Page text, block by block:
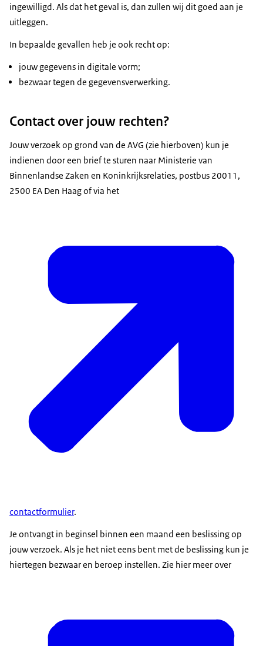
ingewilligd. Als dat het geval is, dan zullen wij dit goed aan je
uitleggen.
In bepaalde gevallen heb je ook recht op:
jouw gegevens in digitale vorm;
bezwaar tegen de gegevensverwerking.
Contact over jouw rechten?
Jouw verzoek op grond van de AVG (zie hierboven) kun je
indienen door een brief te sturen naar Ministerie van
Binnenlandse Zaken en Koninkrijksrelaties, postbus 20011,
2500 EA Den Haag of via het
contactformulier.
Je ontvangt in beginsel binnen een maand een beslissing op
jouw verzoek. Als je het niet eens bent met de beslissing kun je
hiertegen bezwaar en beroep instellen. Zie hier meer over